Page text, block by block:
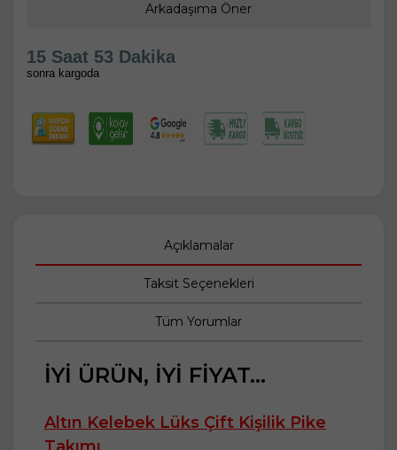
Arkadaşıma Öner
15 Saat 53 Dakika
sonra kargoda
Açıklamalar
Taksit Seçenekleri
Tüm Yorumlar
İYİ ÜRÜN, İYİ FİYAT...
Altın Kelebek Lüks Çift Kişilik Pike